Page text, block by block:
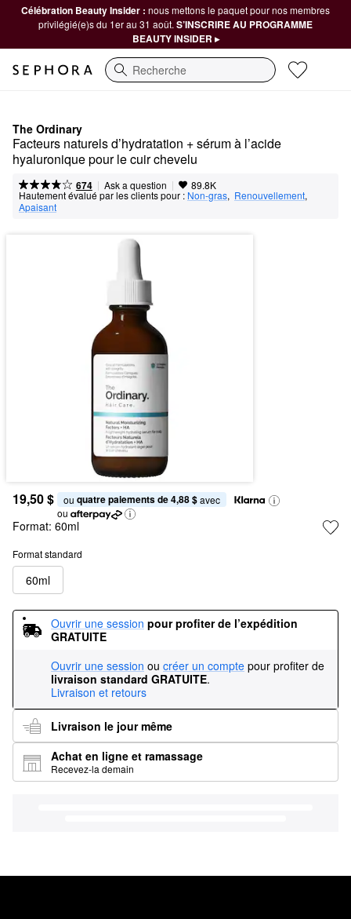
Célébration Beauty Insider : nous mettons le paquet pour nos membres
privilégié(e)s du 1er au 31 août. S’INSCRIRE AU PROGRAMME
BEAUTY INSIDER ▸
Recherche
The Ordinary
Facteurs naturels d’hydratation + sérum à l’acide
hyaluronique pour le cuir chevelu
674 | Ask a question | 89.8K
Hautement évalué par les clients pour : Non-gras, Renouvellement,
Apaisant
19,50 $ ou quatre paiements de 4,88 $ avec
ou
Format: 60ml
Format standard
60ml
Ouvrir une session pour profiter de l’expédition
GRATUITE
Ouvrir une session ou créer un compte pour profiter de
livraison standard GRATUITE.
Livraison et retours
Livraison le jour même
Achat en ligne et ramassage
Recevez-la demain